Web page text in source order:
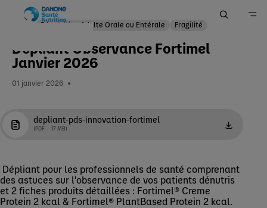
Accueil
Ma Pratique
Votre espace Outils & Services
Dénutrition Adulte Orale ou Entérale Fragilité
01 janvier 2026
Dépliant Observance Fortimel
Janvier 2026
depliant-pds-innovation-fortimel
17 MB
PDF
Dépliant pour les professionnels de santé comprenant
des astuces sur l'observance de vos patients dénutris
et 2 fiches produits détaillées : Fortimel® Creme
Protein 2 kcal & Fortimel® PlantBased Protein 2 kcal.